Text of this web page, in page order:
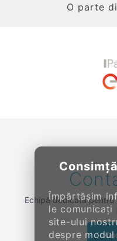
Împărtășim
le comunicați
site-ului
despre
O parte
Echipă dedicată pentru